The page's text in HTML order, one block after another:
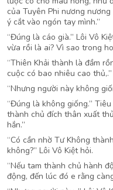
của Tuyên Phi nương
ý cắt vào ngón tay mình.”
“Đúng là cáo già.” Lôi Vô
vừa rồi là ai? Vì sao trong
“Thiên Khải thành là đầm
cuộc có bao nhiêu cao
“Nhưng người này không
“Đúng là không giống.”
thành chủ đích thân xuất
hắn.”
“Có cần nhờ Tư Không
không?” Lôi Vô Kiệt hỏi.
“Nếu tam thành chủ hành
động, đến lúc đó e rằng